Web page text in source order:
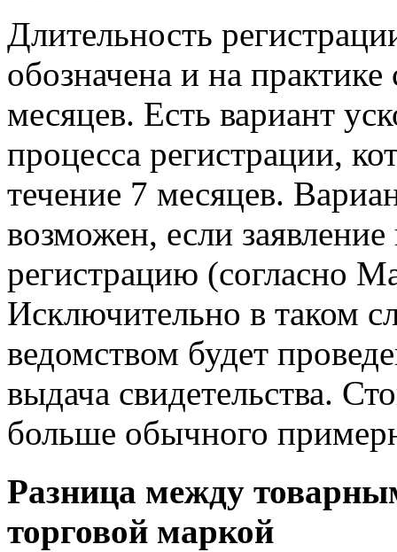
Длительность
обозначена и на
месяцев. Есть вариант
процесса регистрации,
течение 7 месяцев.
возможен, если
регистрацию (согласно
Исключительно в таком
ведомством будет
выдача свидетельства.
больше обычного
Разница между
торговой маркой